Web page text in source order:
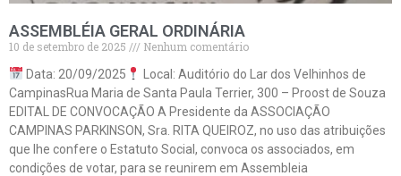
ASSEMBLÉIA GERAL ORDINÁRIA
10 de setembro de 2025
Nenhum comentário
Data: 20/09/2025
Local: Auditório do Lar dos Velhinhos de
CampinasRua Maria de Santa Paula Terrier, 300 – Proost de Souza
EDITAL DE CONVOCAÇÃO A Presidente da ASSOCIAÇÃO
CAMPINAS PARKINSON, Sra. RITA QUEIROZ, no uso das atribuições
que lhe confere o Estatuto Social, convoca os associados, em
condições de votar, para se reunirem em Assembleia